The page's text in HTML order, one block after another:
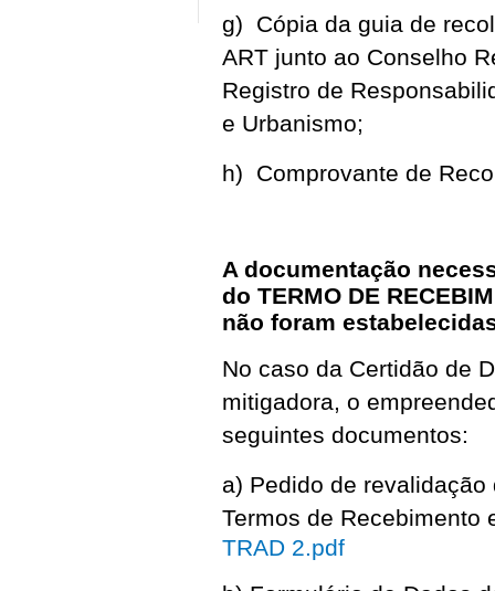
g) Cópia da guia de
ART junto ao Conselho
Registro de
e Urbanismo;
h) Comprovante de
A documentação
do TERMO DE
não foram
No caso da Certidão de
mitigadora, o
seguintes documentos:
a) Pedido de
Termos de Recebimento
TRAD 2.pdf